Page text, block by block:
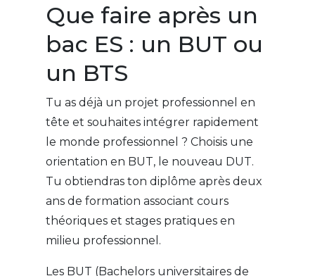
Que faire après un
bac ES : un BUT ou
un BTS
Tu as déjà un projet professionnel en
tête et souhaites intégrer rapidement
le monde professionnel ? Choisis une
orientation en BUT, le nouveau DUT.
Tu obtiendras ton diplôme après deux
ans de formation associant cours
théoriques et stages pratiques en
milieu professionnel.
Les BUT (Bachelors universitaires de